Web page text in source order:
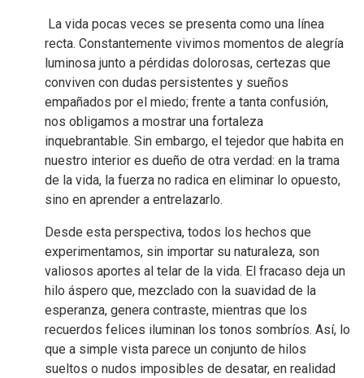
La vida pocas veces se presenta como una línea
recta. Constantemente vivimos momentos de alegría
luminosa junto a pérdidas dolorosas, certezas que
conviven con dudas persistentes y sueños
empañados por el miedo; frente a tanta confusión,
nos obligamos a mostrar una fortaleza
inquebrantable. Sin embargo, el tejedor que habita en
nuestro interior es dueño de otra verdad: en la trama
de la vida, la fuerza no radica en eliminar lo opuesto,
sino en aprender a entrelazarlo.
Desde esta perspectiva, todos los hechos que
experimentamos, sin importar su naturaleza, son
valiosos aportes al telar de la vida. El fracaso deja un
hilo áspero que, mezclado con la suavidad de la
esperanza, genera contraste, mientras que los
recuerdos felices iluminan los tonos sombríos. Así, lo
que a simple vista parece un conjunto de hilos
sueltos o nudos imposibles de desatar, en realidad